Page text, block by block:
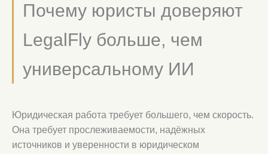
Почему юристы доверяют
LegalFly больше, чем
универсальному ИИ
Юридическая работа требует большего, чем скорость.
Она требует прослеживаемости, надёжных
источников и уверенности в юридическом